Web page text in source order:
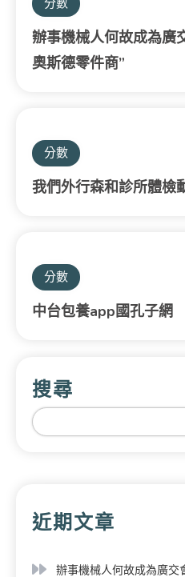
辦事機械人何故成為廣
奧斯德零件商”
分數
我們外行森和診所體檢
分數
中台包養app國孔子網
搜尋
近期文章
辦事機械人何故成為廣交